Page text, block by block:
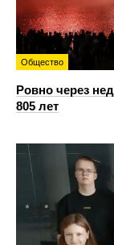
Общество
Ровно через
805 лет